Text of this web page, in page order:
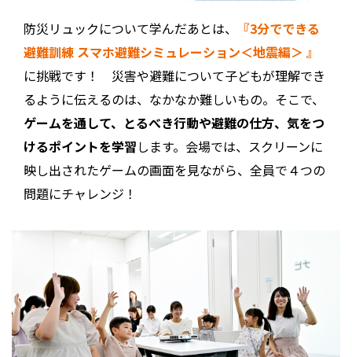
防災リュックについて学んだあとは、
『3分でできる
避難訓練 スマホ避難シミュレーション＜地震編＞ 』
に挑戦です！ 災害や避難について子どもが理解でき
るように伝えるのは、なかなか難しいもの。そこで、
ゲームを通して、とるべき行動や避難の仕方、気をつ
けるポイントを学習します。会場では、スクリーンに
映し出されたゲームの画面を見ながら、全員で４つの
問題にチャレンジ！